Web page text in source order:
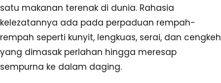
satu makanan terenak di dunia. Rahasia
kelezatannya ada pada perpaduan rempah-
rempah seperti kunyit, lengkuas, serai, dan cengkeh
yang dimasak perlahan hingga meresap
sempurna ke dalam daging.